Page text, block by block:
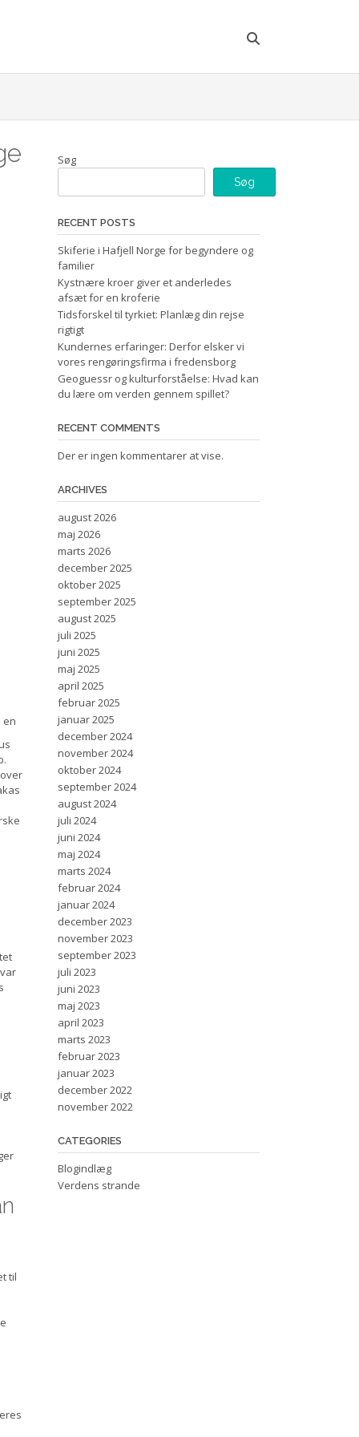
en
til
Søg
Søg
RECENT POSTS
Skiferie i Hafjell Norge for begyndere og
familier
Kystnære kroer giver et anderledes
afsæt for en kroferie
Tidsforskel til tyrkiet: Planlæg din rejse
rigtigt
Kundernes erfaringer: Derfor elsker vi
vores rengøringsfirma i fredensborg
Geoguessr og kulturforståelse: Hvad kan
du lære om verden gennem spillet?
RECENT COMMENTS
Der er ingen kommentarer at vise.
ARCHIVES
august 2026
maj 2026
marts 2026
december 2025
oktober 2025
september 2025
august 2025
juli 2025
juni 2025
maj 2025
april 2025
februar 2025
januar 2025
december 2024
november 2024
oktober 2024
september 2024
august 2024
juli 2024
juni 2024
maj 2024
marts 2024
februar 2024
januar 2024
december 2023
november 2023
september 2023
juli 2023
juni 2023
maj 2023
april 2023
marts 2023
februar 2023
januar 2023
december 2022
november 2022
CATEGORIES
Blogindlæg
Verdens strande